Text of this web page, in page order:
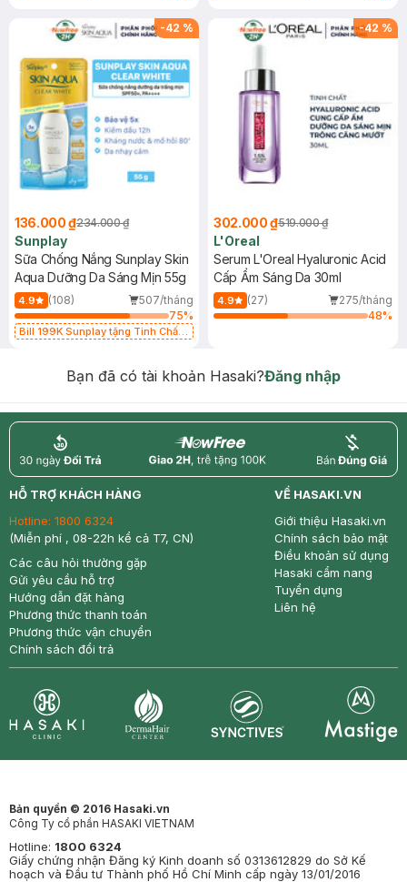
-42 %
136.000 ₫234.000 ₫
Sunplay
Sữa Chống Nắng Sunplay Skin
Aqua Dưỡng Da Sáng Mịn 55g
4.9 (108)
507/tháng
75%
Bill 199K Sunplay tặng Tinh Chất
-42 %
302.000 ₫519.000 ₫
L'Oreal
Serum L'Oreal Hyaluronic Acid
Cấp Ẩm Sáng Da 30ml
4.9 (27)
275/tháng
48%
Bạn đã có tài khoản Hasaki?Đăng nhập
return nowfree price
HỖ TRỢ KHÁCH HÀNG
Hotline: 1800 6324
(Miễn phí , 08-22h kể cả T7, CN)
Các câu hỏi thường gặp
Gửi yêu cầu hỗ trợ
Hướng dẫn đặt hàng
Phương thức thanh toán
Phương thức vận chuyển
Chính sách đổi trả
VỀ HASAKI.VN
Giới thiệu Hasaki.vn
Chính sách bảo mật
Điều khoản sử dụng
Hasaki cẩm nang
Tuyển dụng
Liên hệ
Bản quyền © 2016 Hasaki.vn
Công Ty cổ phần HASAKI VIETNAM
Hotline: 1800 6324
Giấy chứng nhận Đăng ký Kinh doanh số 0313612829 do Sở Kế
hoạch và Đầu tư Thành phố Hồ Chí Minh cấp ngày 13/01/2016